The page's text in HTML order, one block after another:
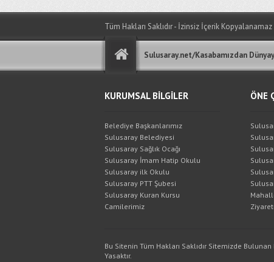
Tüm Hakları Saklıdır - İzinsiz İçerik Kopyalanamaz
Sulusaray.net/Kasabamızdan
KURUMSAL BİLGİLER
Belediye Başkanlarımız
Sulusaray Belediyesi
Sulusaray Sağlık Ocağı
Sulusaray İmam Hatip Okulu
Sulusaray ilk Okulu
Sulusaray PTT Şubesi
Sulusaray Kuran Kursu
Camilerimiz
ÖNE
Bu Sitenin Tüm Hakları Saklıdır Sitemizde
Yasaktır.